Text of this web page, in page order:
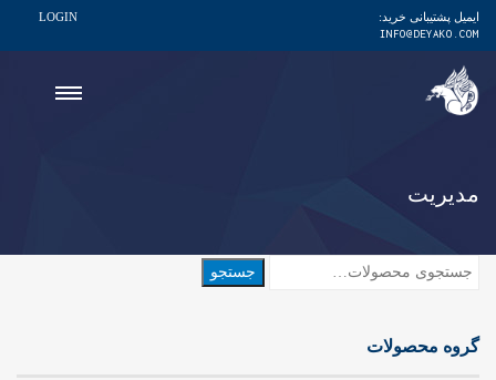
ایمیل پشتیبانی خرید:
INFO@DEYAKO.COM
LOGIN
مدیریت
جستجو
گروه محصولات